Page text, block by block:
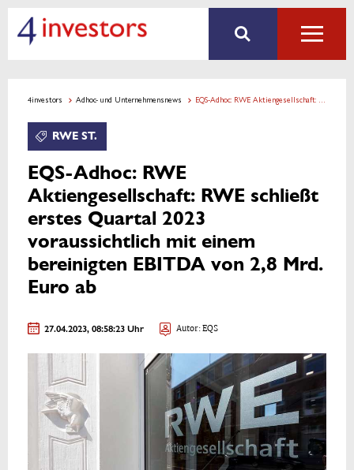
4investors Adhoc- und Unternehmensnews EQS-Adhoc: RWE Aktiengesellschaft: RWE schließt erstes Quartal 2023 voraussichtlich mit einem bereinigten EBITDA von 2,8 Mrd. Euro ab
RWE ST.
EQS-Adhoc: RWE
Aktiengesellschaft: RWE schließt
erstes Quartal 2023
voraussichtlich mit einem
bereinigten EBITDA von 2,8 Mrd.
Euro ab
27.04.2023, 08:58:23 Uhr Autor: EQS